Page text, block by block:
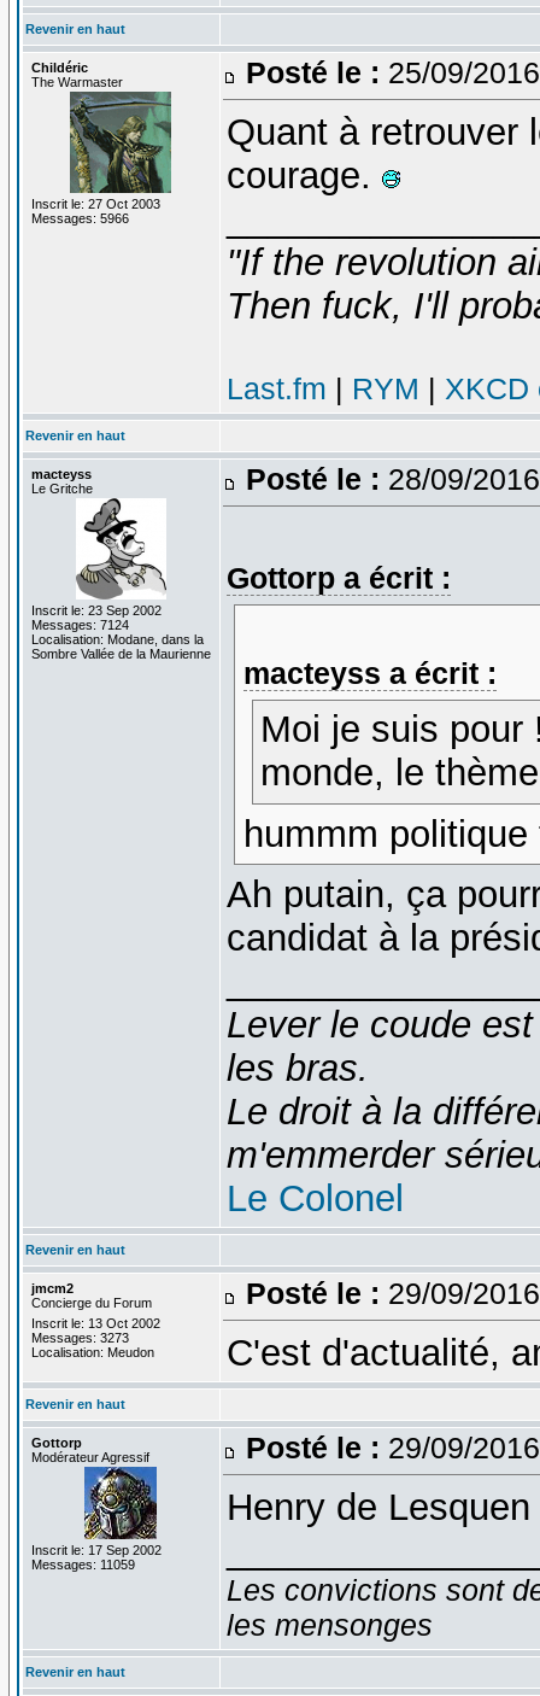
Revenir en haut
Childéric
The Warmaster
Inscrit le: 27 Oct 2003
Messages: 5966
Posté le : 25/09/
Quant à retrouver
courage.
"If the revolution
Then fuck, I'll
Last.fm | RYM | XKCD
Revenir en haut
macteyss
Le Gritche
Inscrit le: 23 Sep 2002
Messages: 7124
Localisation: Modane, dans la
Sombre Vallée de la Maurienne
Posté le : 28/09/
Gottorp a écrit :
macteyss a écrit :
Moi je suis
monde, le
hummm
Ah putain, ça
candidat à la
Lever le coude
les bras.
Le droit à la
m'emmerder
Le Colonel
Revenir en haut
jmcm2
Concierge du Forum
Inscrit le: 13 Oct 2002
Messages: 3273
Localisation: Meudon
Posté le : 29/09/
C'est d'actualité,
Revenir en haut
Gottorp
Modérateur Agressif
Inscrit le: 17 Sep 2002
Messages: 11059
Posté le : 29/09/
Henry de Lesquen
Les convictions sont
les mensonges
Revenir en haut